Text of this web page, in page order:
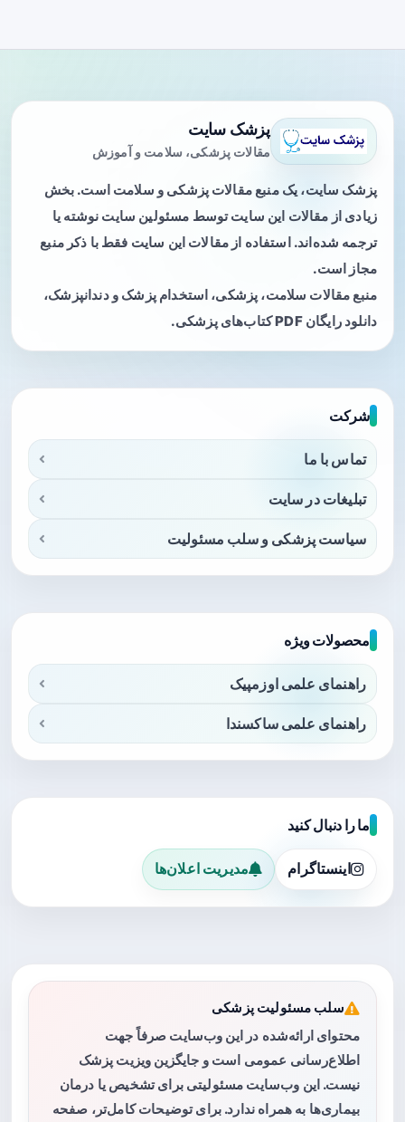
پزشک سایت
مقالات پزشکی، سلامت و آموزش
پزشک سایت، یک منبع مقالات پزشکی و سلامت است. بخش
زیادی از مقالات این سایت توسط مسئولین سایت نوشته یا
ترجمه شده‌اند. استفاده از مقالات این سایت فقط با ذکر منبع
مجاز است.
منبع مقالات سلامت، پزشکی، استخدام پزشک و دندانپزشک،
دانلود رایگان PDF کتاب‌های پزشکی.
شرکت
تماس با ما
تبلیغات در سایت
سیاست پزشکی و سلب مسئولیت
محصولات ویژه
راهنمای علمی اوزمپیک
راهنمای علمی ساکسندا
ما را دنبال کنید
اینستاگرام مدیریت اعلان‌ها
سلب مسئولیت پزشکی
محتوای ارائه‌شده در این وب‌سایت صرفاً جهت
اطلاع‌رسانی عمومی است و جایگزین ویزیت پزشک
نیست. این وب‌سایت مسئولیتی برای تشخیص یا درمان
بیماری‌ها به همراه ندارد. برای توضیحات کامل‌تر، صفحه